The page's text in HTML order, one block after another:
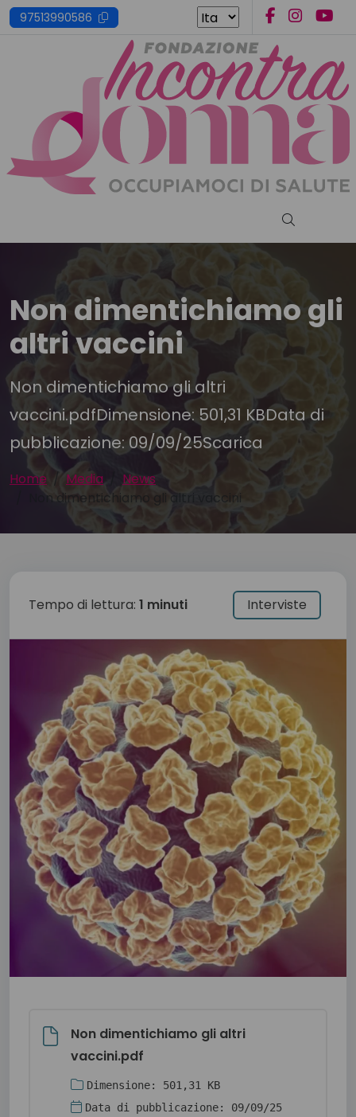
Skip
to
97513990586
Cerca nel
Non dimentichiamo gli
altri vaccini
Non dimentichiamo gli altri
vaccini.pdfDimensione: 501,31 KBData di
pubblicazione: 09/09/25Scarica
Home Media
News
Non dimentichiamo gli altri vaccini
Tempo di lettura: 1 minuti Interviste
Non dimentichiamo gli altri
vaccini.pdf
Dimensione: 501,31 KB
Data di pubblicazione: 09/09/25